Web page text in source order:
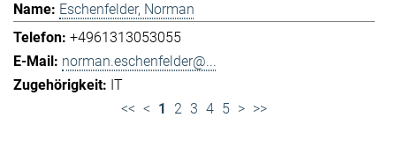
Eschenfelder, Norman
+4961313053055
norman.eschenfelder@...
IT
<< < 1 2 3 4 5 > >>